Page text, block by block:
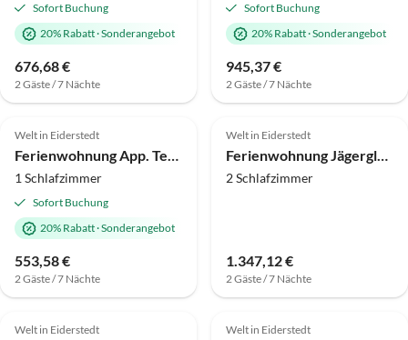
Sofort Buchung
20% Rabatt·Sonderangebot
676,68 €
2 Gäste / 7 Nächte
Sofort Buchung
20% Rabatt·Sonderangebot
945,37 €
2 Gäste / 7 Nächte
4.1 (6)
Welt in Eiderstedt
Ferienwohnung App. Tenne
1 Schlafzimmer
Sofort Buchung
20% Rabatt·Sonderangebot
553,58 €
2 Gäste / 7 Nächte
4.4 (4)
Welt in Eiderstedt
Ferienwohnung Jägerglück im Haubarg Tetenshof
2 Schlafzimmer
1.347,12 €
2 Gäste / 7 Nächte
5.0 (3)
Welt in Eiderstedt
4.8 (3)
Welt in Eiderstedt